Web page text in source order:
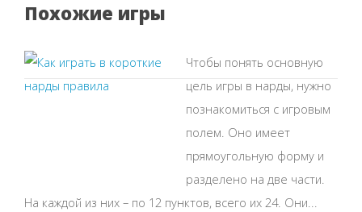
Похожие игры
Чтобы понять основную
цель игры в нарды, нужно
познакомиться с игровым
полем. Оно имеет
прямоугольную форму и
разделено на две части.
На каждой из них – по 12 пунктов, всего их 24. Они...